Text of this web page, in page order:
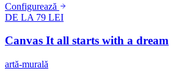
Configurează
DE LA 79 LEI
Canvas It all starts with a dream
artă-murală